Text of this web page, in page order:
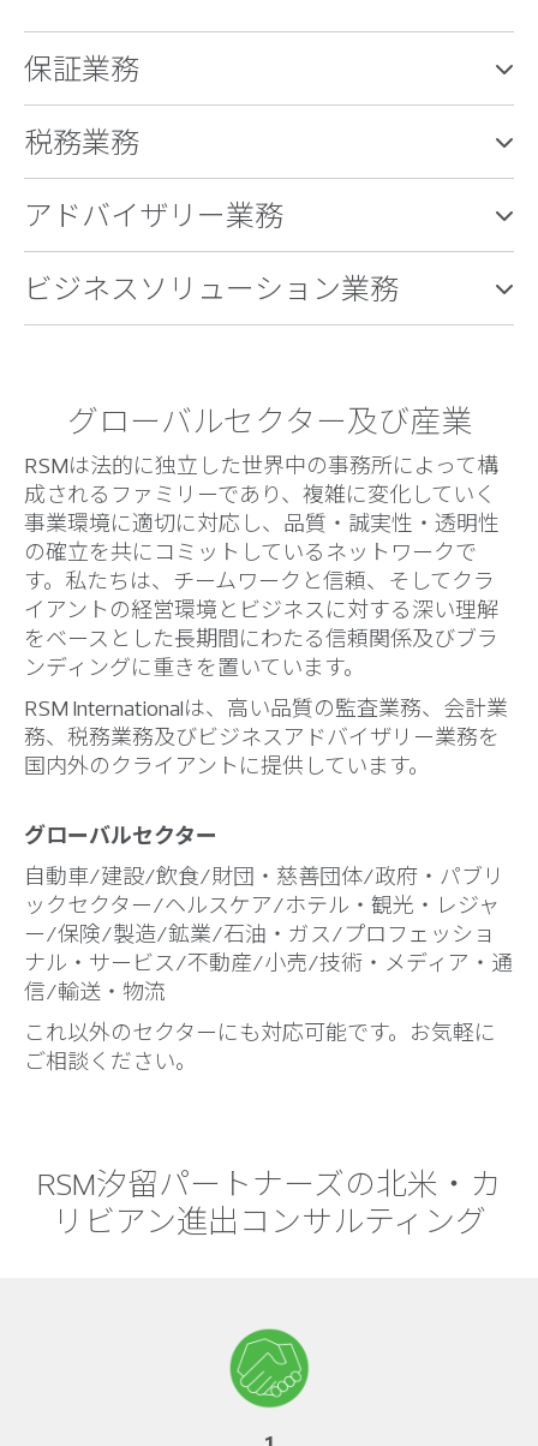
保証業務
税務業務
アドバイザリー業務
ビジネスソリューション業務
グローバルセクター及び産業
RSMは法的に独立した世界中の事務所によって構
成されるファミリーであり、複雑に変化していく
事業環境に適切に対応し、品質・誠実性・透明性
の確立を共にコミットしているネットワークで
す。私たちは、チームワークと信頼、そしてクラ
イアントの経営環境とビジネスに対する深い理解
をベースとした長期間にわたる信頼関係及びブラ
ンディングに重きを置いています。
RSM Internationalは、高い品質の監査業務、会計業
務、税務業務及びビジネスアドバイザリー業務を
国内外のクライアントに提供しています。
グローバルセクター
自動車/建設/飲食/財団・慈善団体/政府・パブリ
ックセクター/ヘルスケア/ホテル・観光・レジャ
ー/保険/製造/鉱業/石油・ガス/プロフェッショ
ナル・サービス/不動産/小売/技術・メディア・通
信/輸送・物流
これ以外のセクターにも対応可能です。お気軽に
ご相談ください。
RSM汐留パートナーズの北米・カ
リビアン進出コンサルティング